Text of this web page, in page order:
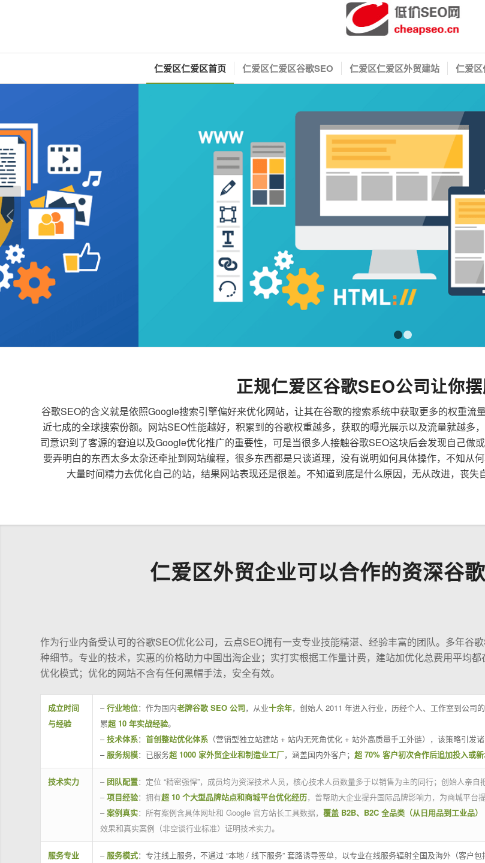
仁爱区仁爱区首页 仁爱区仁爱区谷歌SEO 仁爱区仁爱区外贸建站 仁爱
正规仁爱区谷歌SEO公司让你
谷歌SEO的含义就是依照Google搜索引擎偏好来优化网站，让其在谷歌的搜索系统中获取更多的权重
近七成的全球搜索份额。网站SEO性能越好，积累到的谷歌权重越多，获取的曝光展示以及流量就越多
司意识到了客源的窘迫以及Google优化推广的重要性，可是当很多人接触谷歌SEO这块后会发现自己
要弄明白的东西太多太杂还牵扯到网站编程，很多东西都是只谈道理，没有说明如何具体操作，不知从
大量时间精力去优化自己的站，结果网站表现还是很差。不知道到底是什么原因，无从改进，丧失
仁爱区外贸企业可以合作的资深谷
作为行业内备受认可的谷歌SEO优化公司，云点SEO拥有一支专业技能精湛、经验丰富的团队。多年谷
种细节。专业的技术，实惠的价格助力中国出海企业；实打实根据工作量计费，建站加优化总费用平均
优化模式；优化的网站不含有任何黑帽手法，安全有效。
成立时间
与经验
–行业地位：作为国内老牌谷歌 SEO 公司，从业十余年，创始人 2011 年进入行业，历经个人、工作室到公司
累超 10 年实战经验。
–技术体系： 首创整站优化体系 （营销型独立站建站 + 站内无死角优化 + 站外高质量手工外链），该策略引发
– 服务规模：已服务超 1000 家外贸企业和制造业工厂，涵盖国内外客户； 超 70% 客户初次合作后追加投入或
技术实力 – 团队配置：定位 “精密强悍”，成员均为资深技术人员，核心技术人员数量多于以销售为主的同行；创始人亲自
– 项目经验：拥有超 10 个大型品牌站点和商城平台优化经历，曾帮助大企业提升国际品牌影响力，为商城平台
– 案例真实：所有案例含具体网址和 Google 官方站长工具数据， 覆盖 B2B、B2C 全品类（从日用品到工业品）
效果和真实案例（非空谈行业标准）证明技术实力。
服务专业
– 服务模式：专注线上服务，不通过 “本地 / 线下服务” 套路诱导签单，以专业在线服务辐射全国及海外（客户